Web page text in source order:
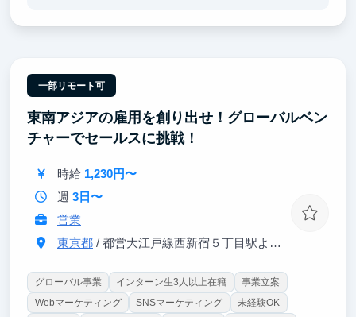
一部リモート可
東南アジアの雇用を創り出せ！グローバルベン
チャーでセールスに挑戦！
時給 1,230円〜
週 3日〜
営業
東京都/ 都営大江戸線西新宿５丁目駅より徒歩３分、JR新宿駅より徒歩2
グローバル事業 インターン生3人以上在籍
事業立案
Webマーケティング
SNSマーケティング
未経験OK